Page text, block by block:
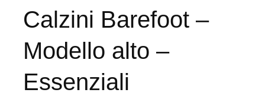
Calzini Barefoot –
Modello alto –
Essenziali